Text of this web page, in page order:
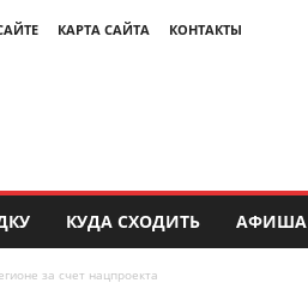
КАРТА САЙТА КОНТАКТЫ
КУДА СХОДИТЬ АФИША
за счет нацпроекта